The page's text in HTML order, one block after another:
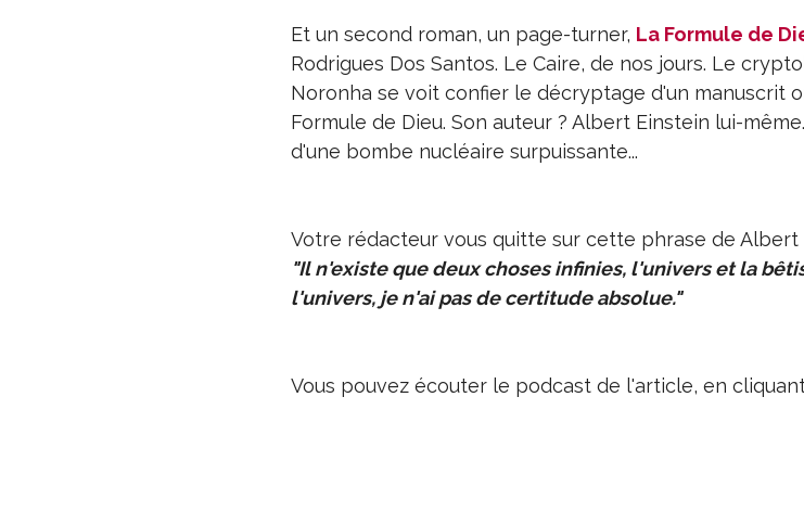
Et un second roman, un page-turner, La Formule de
Rodrigues Dos Santos. Le Caire, de nos jours. Le
Noronha se voit confier le décryptage d'un manuscrit
Formule de Dieu. Son auteur ? Albert Einstein lui-
d'une bombe nucléaire surpuissante...
Votre rédacteur vous quitte sur cette phrase de Albert
"Il n'existe que deux choses infinies, l'univers et la
l'univers, je n'ai pas de certitude absolue."
Vous pouvez écouter le podcast de l'article, en